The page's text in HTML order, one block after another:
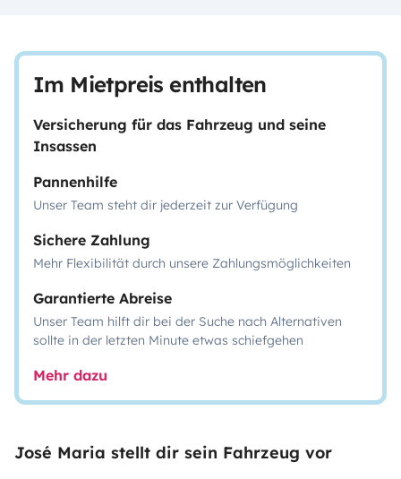
Im Mietpreis enthalten
Versicherung für das Fahrzeug und seine
Insassen
Pannenhilfe
Unser Team steht dir jederzeit zur Verfügung
Sichere Zahlung
Mehr Flexibilität durch unsere Zahlungsmöglichkeiten
Garantierte Abreise
Unser Team hilft dir bei der Suche nach Alternativen
sollte in der letzten Minute etwas schiefgehen
Mehr dazu
José Maria stellt dir sein Fahrzeug vor